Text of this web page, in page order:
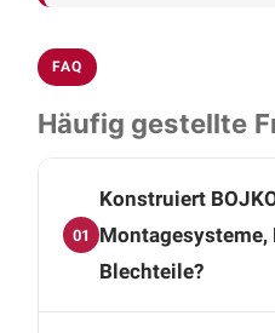
FAQ
Häufig gestellte
01
Konstruiert
Blechteile?